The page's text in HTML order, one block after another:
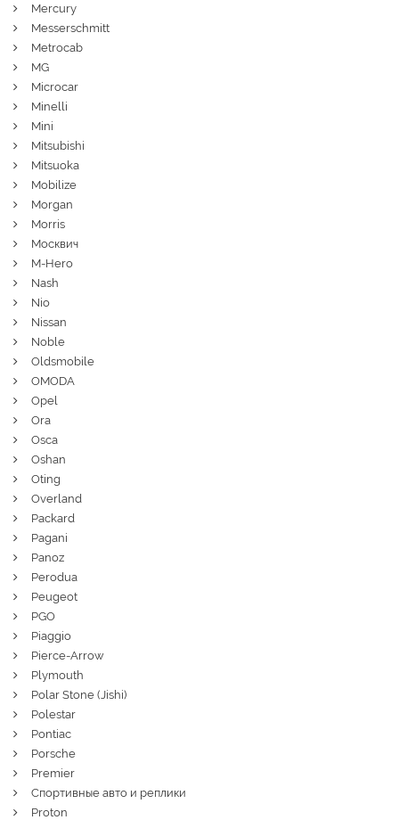
Mercury
Messerschmitt
Metrocab
MG
Microcar
Minelli
Mini
Mitsubishi
Mitsuoka
Mobilize
Morgan
Morris
Москвич
M-Hero
Nash
Nio
Nissan
Noble
Oldsmobile
OMODA
Opel
Ora
Osca
Oshan
Oting
Overland
Packard
Pagani
Panoz
Perodua
Peugeot
PGO
Piaggio
Pierce-Arrow
Plymouth
Polar Stone (Jishi)
Polestar
Pontiac
Porsche
Premier
Спортивные авто и реплики
Proton